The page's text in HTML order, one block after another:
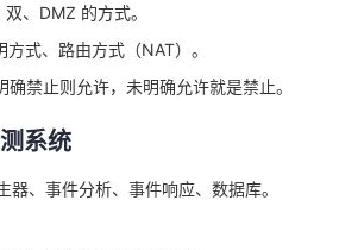
、DMZ 的方式。
式、路由方式（NAT）。
禁止则允许，未明确允许就是禁止。
系统
器、事件分析、事件响应、数据库。